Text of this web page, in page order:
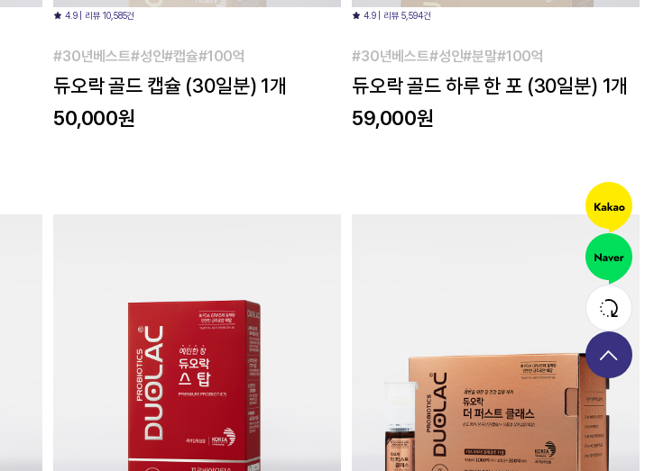
4.9 | 리뷰 10,585건
#30년베스트#성인#캡슐#100억
듀오락 골드 캡슐 (30일분) 1개
50,000원
4.9 | 리뷰 5,594건
#30년베스트#성인#분말#100억
듀오락 골드 하루 한 포 (30일분) 1개
59,000원